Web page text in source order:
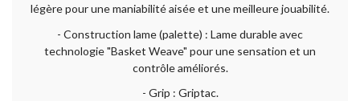
légère pour une maniabilité aisée et une meilleure jouabilité.
- Construction lame (palette) : Lame durable avec
technologie "Basket Weave" pour une sensation et un
contrôle améliorés.
- Grip : Griptac.